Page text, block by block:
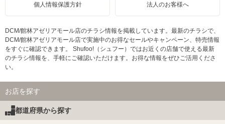
個人情報保護方針 法人のお客様へ
DCM/館林アゼリアモール店のチラシ情報を掲載しています。最新のチラシで、
DCM/館林アゼリアモール店で実施中のお得なセールやキャンペーン、特売情報
をすぐに確認できます。 Shufoo!（シュフー）ではお近くの店舗で使える最新
のチラシ情報を、手軽にご確認いただけます。お得な情報をぜひご活用くださ
い。
お店を探す
都道府県から探す